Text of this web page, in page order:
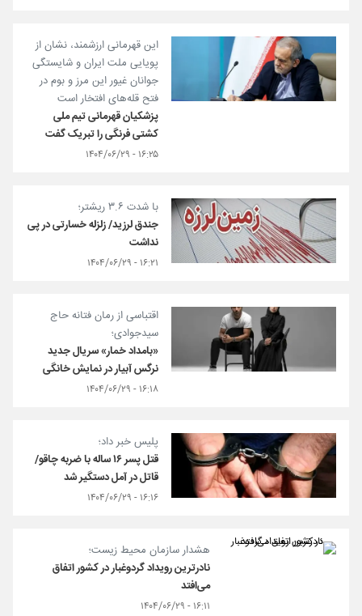
این قهرمانی ارزشمند، نشان از
پویایی ملت ایران و شایستگی
جوانان غیور این مرز و بوم در
فتح قله‌های افتخار است
پزشکیان قهرمانی تیم ملی
کشتی فرنگی را تبریک گفت
۱۶:۲۵ - ۱۴۰۴/۰۶/۲۹
با شدت ۳.۶ ریشتر؛
جندق لرزید/ زلزله خسارتی در پی
نداشت
۱۶:۲۱ - ۱۴۰۴/۰۶/۲۹
اقتباسی از رمان فتانه حاج
سیدجوادی؛
«بامداد خمار» سریال جدید
نرگس آبیار در نمایش خانگی
۱۶:۱۸ - ۱۴۰۴/۰۶/۲۹
پلیس خبر داد؛
قتل پسر ۱۶ ساله با ضربه چاقو/
قاتل در آمل دستگیر شد
۱۶:۱۶ - ۱۴۰۴/۰۶/۲۹
هشدار سازمان محیط زیست؛
نادرترین رویداد گردوغبار در کشور اتفاق
می‌افتد
۱۶:۱۱ - ۱۴۰۴/۰۶/۲۹